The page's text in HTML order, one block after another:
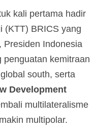
kali pertama hadir
(KTT) BRICS yang
Presiden Indonesia
penguatan kemitraan
south, serta
Development
multilateralisme
multipolar.